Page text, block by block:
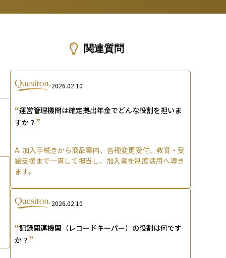
関連質問
2026.02.10
“運営管理機関は確定拠出年金でどんな役割を担いま
すか？ ”
A. 加入手続きから商品案内、各種変更受付、教育・受
給支援まで一貫して担当し、加入者を制度活用へ導き
ます。
2026.02.10
“記録関連機関（レコードキーパー）の役割は何です
か？ ”